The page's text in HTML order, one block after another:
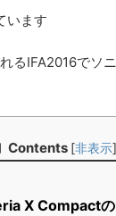
います
るIFA2016でソ
Contents [非表示]
X Compactの